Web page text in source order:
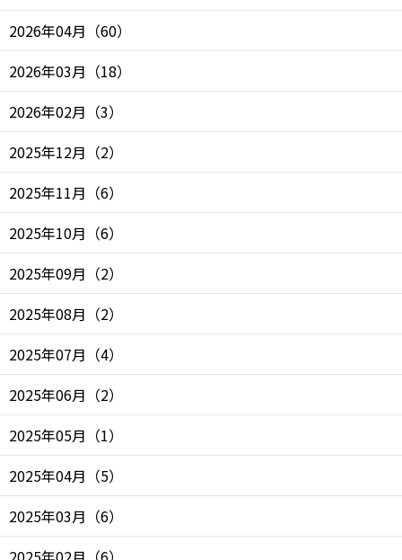
2026年04月 （60）
2026年03月 （18）
2026年02月 （3）
2025年12月 （2）
2025年11月 （6）
2025年10月 （6）
2025年09月 （2）
2025年08月 （2）
2025年07月 （4）
2025年06月 （2）
2025年05月 （1）
2025年04月 （5）
2025年03月 （6）